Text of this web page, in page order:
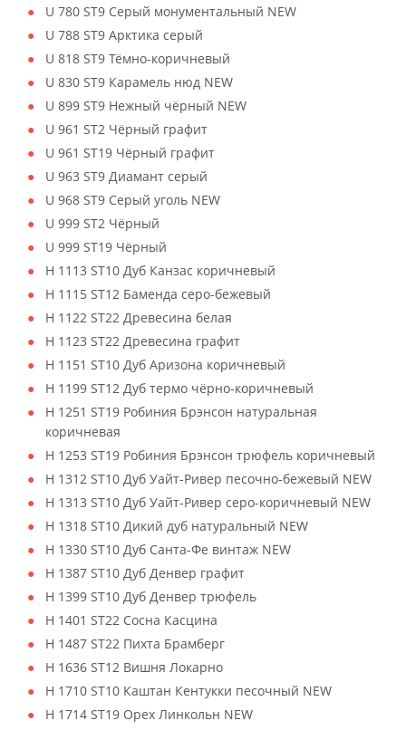
U 780 ST9 Серый монументальный NEW
U 788 ST9 Арктика серый
U 818 ST9 Тёмно-коричневый
U 830 ST9 Карамель нюд NEW
U 899 ST9 Нежный чёрный NEW
U 961 ST2 Чёрный графит
U 961 ST19 Чёрный графит
U 963 ST9 Диамант серый
U 968 ST9 Серый уголь NEW
U 999 ST2 Чёрный
U 999 ST19 Чёрный
H 1113 ST10 Дуб Канзас коричневый
H 1115 ST12 Баменда серо-бежевый
H 1122 ST22 Древесина белая
H 1123 ST22 Древесина графит
H 1151 ST10 Дуб Аризона коричневый
H 1199 ST12 Дуб термо чёрно-коричневый
H 1251 ST19 Робиния Брэнсон натуральная
коричневая
H 1253 ST19 Робиния Брэнсон трюфель коричневый
H 1312 ST10 Дуб Уайт-Ривер песочно-бежевый NEW
H 1313 ST10 Дуб Уайт-Ривер серо-коричневый NEW
H 1318 ST10 Дикий дуб натуральный NEW
H 1330 ST10 Дуб Санта-Фе винтаж NEW
H 1387 ST10 Дуб Денвер графит
H 1399 ST10 Дуб Денвер трюфель
H 1401 ST22 Сосна Касцина
H 1487 ST22 Пихта Брамберг
H 1636 ST12 Вишня Локарно
H 1710 ST10 Каштан Кентукки песочный NEW
H 1714 ST19 Орех Линкольн NEW